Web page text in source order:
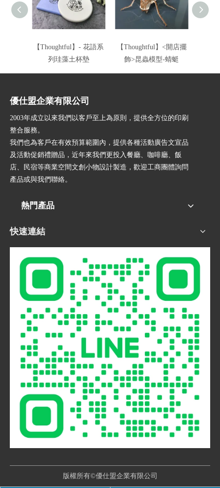
【Thoughtful】- 花語系
列珪藻土杯墊
【Thoughtful】<開店擺
飾>昆蟲模型-蜻蜓
優仕盟企業有限公司
2003年成立以來我們以客戶至上為原則，提供全方位的印刷
整合服務。
我們也為客戶在有效預算範圍內，提供各種活動廣告文宣品
及活動促銷禮贈品，近年來我們更投入餐廳、咖啡廳、飯
店、民宿等商業空間文創小物設計製造，歡迎工商團體詢問
產品或與我們聯絡。
熱門產品
快速連結
版權所有©優仕盟企業有限公司